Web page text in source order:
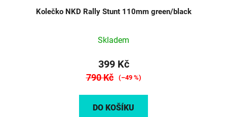
Kolečko NKD Rally Stunt 110mm green/black
Skladem
399 Kč
790 Kč (–49 %)
DO KOŠÍKU